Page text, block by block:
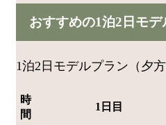
おすすめの1泊2日モデ
1泊2日モデルプラン（夕方
時
間
1日目